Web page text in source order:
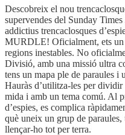
Descobreix el nou
supervendes del Sunday
addictius trencaclosques
MURDLE! Oficialment, ets
regions inestables. No
Divisió, amb una missió ultra
tens un mapa ple de paraules i
Hauràs d’utilitza-les per
mida i amb un tema comú. Al
d’espies, es complica
què uneix un grup de paraules,
llençar-ho tot per terra.